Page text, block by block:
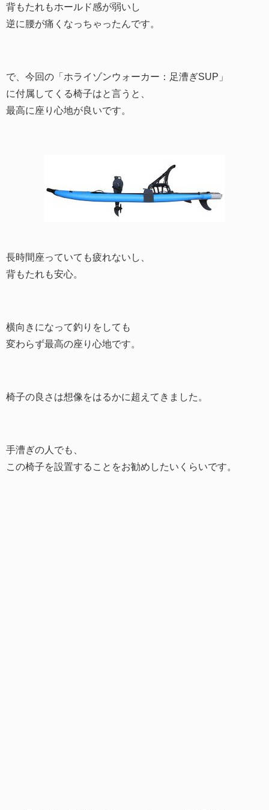
背もたれもホールド感が弱いし
逆に腰が痛くなっちゃったんです。
で、今回の「ホライゾンウォーカー：足漕ぎSUP」
に付属してくる椅子はと言うと、
最高に座り心地が良いです。
長時間座っていても疲れないし、
背もたれも安心。
横向きになって釣りをしても
変わらず最高の座り心地です。
椅子の良さは想像をはるかに超えてきました。
手漕ぎの人でも、
この椅子を設置することをお勧めしたいくらいです。